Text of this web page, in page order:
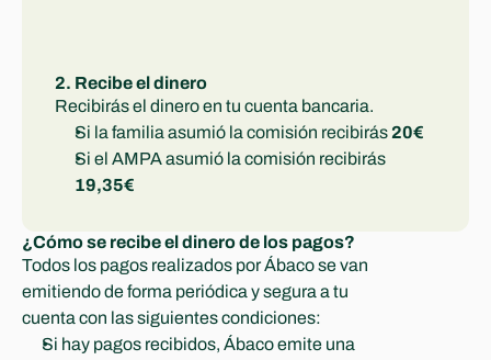
2. Recibe el dinero
Recibirás el dinero en tu cuenta bancaria.
Si la familia asumió la comisión recibirás 20€
19,35€
¿Cómo se recibe el dinero de los pagos?
Todos los pagos realizados por Ábaco se van
emitiendo de forma periódica y segura a tu
cuenta con las siguientes condiciones: